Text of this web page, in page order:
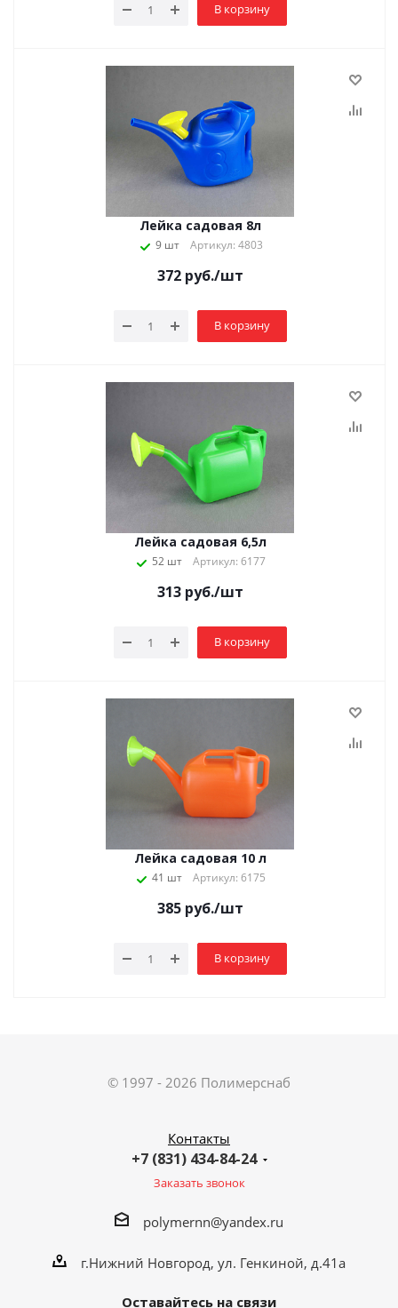
В корзину
Лейка садовая 8л
9 шт Артикул: 4803
372руб./шт
В корзину
Лейка садовая 6,5л
52 шт Артикул: 6177
313руб./шт
В корзину
Лейка садовая 10 л
41 шт Артикул: 6175
385руб./шт
В корзину
© 1997 - 2026 Полимерснаб
Контакты
+7 (831) 434-84-24
Заказать звонок
polymernn@yandex.ru
г.Нижний Новгород, ул. Генкиной, д.41а
Оставайтесь на связи